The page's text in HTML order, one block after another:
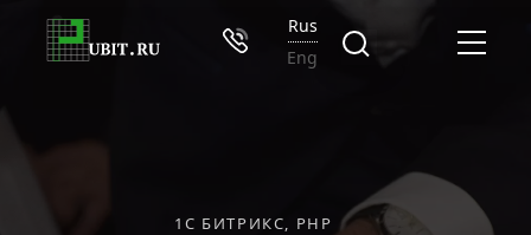
Rus
Eng
1С БИТРИКС PHP